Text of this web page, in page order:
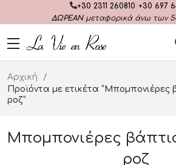
+30 2311 260810 +30 697
ΔΩΡΕΑΝμεταφορικά άνω των
Αρχική
Προϊόντα με ετικέτα “Μπομπονιέρες
ροζ”
Μπομπονιέρες
ροζ